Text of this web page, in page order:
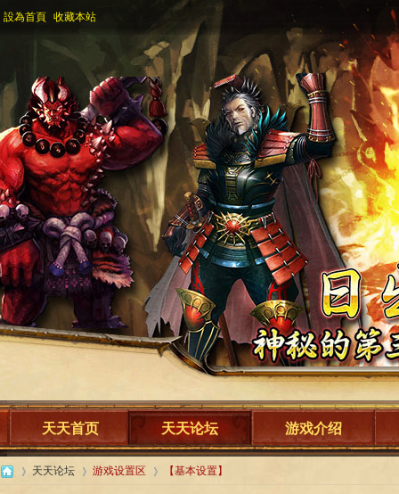
設為首頁 收藏本站
天天首页 天天论坛 游戏介绍
天天论坛 游戏设置区 【基本设置】